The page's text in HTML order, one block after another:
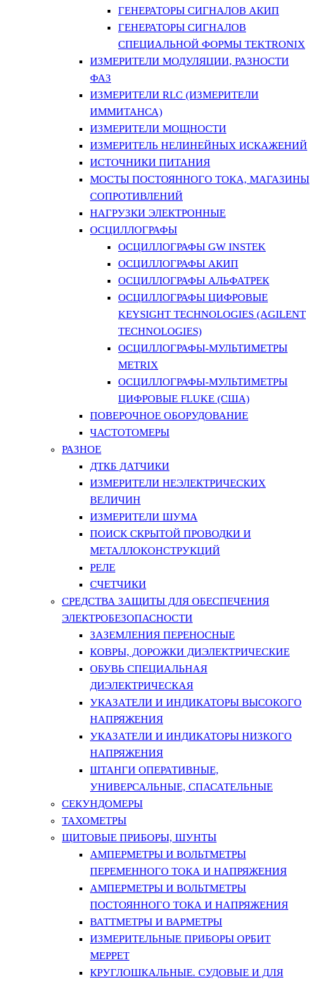
ГЕНЕРАТОРЫ СИГНАЛОВ АКИП
ГЕНЕРАТОРЫ СИГНАЛОВ
СПЕЦИАЛЬНОЙ ФОРМЫ TEKTRONIX
ИЗМЕРИТЕЛИ МОДУЛЯЦИИ, РАЗНОСТИ
ФАЗ
ИЗМЕРИТЕЛИ RLC (ИЗМЕРИТЕЛИ
ИММИТАНСА)
ИЗМЕРИТЕЛИ МОЩНОСТИ
ИЗМЕРИТЕЛЬ НЕЛИНЕЙНЫХ ИСКАЖЕНИЙ
ИСТОЧНИКИ ПИТАНИЯ
МОСТЫ ПОСТОЯННОГО ТОКА, МАГАЗИНЫ
СОПРОТИВЛЕНИЙ
НАГРУЗКИ ЭЛЕКТРОННЫЕ
ОСЦИЛЛОГРАФЫ
ОСЦИЛЛОГРАФЫ GW INSTEK
ОСЦИЛЛОГРАФЫ АКИП
ОСЦИЛЛОГРАФЫ АЛЬФАТРЕК
ОСЦИЛЛОГРАФЫ ЦИФРОВЫЕ
KEYSIGHT TECHNOLOGIES (AGILENT
TECHNOLOGIES)
ОСЦИЛЛОГРАФЫ-МУЛЬТИМЕТРЫ
METRIX
ОСЦИЛЛОГРАФЫ-МУЛЬТИМЕТРЫ
ЦИФРОВЫЕ FLUKE (США)
ПОВЕРОЧНОЕ ОБОРУДОВАНИЕ
ЧАСТОТОМЕРЫ
РАЗНОЕ
ДТКБ ДАТЧИКИ
ИЗМЕРИТЕЛИ НЕЭЛЕКТРИЧЕСКИХ
ВЕЛИЧИН
ИЗМЕРИТЕЛИ ШУМА
ПОИСК СКРЫТОЙ ПРОВОДКИ И
МЕТАЛЛОКОНСТРУКЦИЙ
РЕЛЕ
СЧЕТЧИКИ
СРЕДСТВА ЗАЩИТЫ ДЛЯ ОБЕСПЕЧЕНИЯ
ЭЛЕКТРОБЕЗОПАСНОСТИ
ЗАЗЕМЛЕНИЯ ПЕРЕНОСНЫЕ
КОВРЫ, ДОРОЖКИ ДИЭЛЕКТРИЧЕСКИЕ
ОБУВЬ СПЕЦИАЛЬНАЯ
ДИЭЛЕКТРИЧЕСКАЯ
УКАЗАТЕЛИ И ИНДИКАТОРЫ ВЫСОКОГО
НАПРЯЖЕНИЯ
УКАЗАТЕЛИ И ИНДИКАТОРЫ НИЗКОГО
НАПРЯЖЕНИЯ
ШТАНГИ ОПЕРАТИВНЫЕ,
УНИВЕРСАЛЬНЫЕ, СПАСАТЕЛЬНЫЕ
СЕКУНДОМЕРЫ
ТАХОМЕТРЫ
ЩИТОВЫЕ ПРИБОРЫ, ШУНТЫ
АМПЕРМЕТРЫ И ВОЛЬТМЕТРЫ
ПЕРЕМЕННОГО ТОКА И НАПРЯЖЕНИЯ
АМПЕРМЕТРЫ И ВОЛЬТМЕТРЫ
ПОСТОЯННОГО ТОКА И НАПРЯЖЕНИЯ
ВАТТМЕТРЫ И ВАРМЕТРЫ
ИЗМЕРИТЕЛЬНЫЕ ПРИБОРЫ ОРБИТ
МЕРРЕТ
КРУГЛОШКАЛЬНЫЕ. СУДОВЫЕ И ДЛЯ